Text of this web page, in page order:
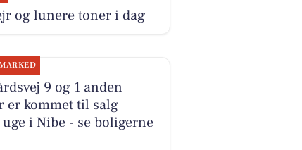
og lunere toner i dag
9 og 1 anden
er kommet til salg
i Nibe - se boligerne